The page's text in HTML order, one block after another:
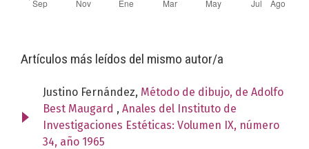
Artículos más leídos del mismo autor/a
Justino Fernández, Método de dibujo, de Adolfo
Best Maugard , Anales del Instituto de
Investigaciones Estéticas: Volumen IX, número
34, año 1965